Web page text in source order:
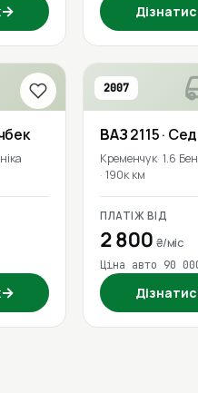
→
→
2007
ВАЗ2115·
Кременчук 1.6
190к км
ПЛАТІЖ ВІД
2 800 ₴/міс
Ціна авто 90